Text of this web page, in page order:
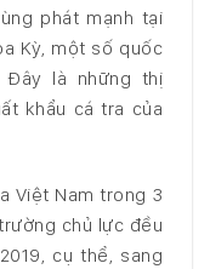
phát mạnh tại
Kỳ, một số quốc
Đây là những thị
khẩu cá tra của
Việt Nam trong 3
chủ lực đều
cụ thể, sang